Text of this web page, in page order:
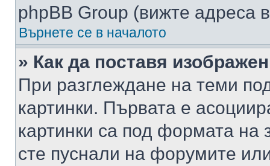
phpBB Group (вижте адреса
Върнете се в началото
» Как да поставя
При разглеждане на теми
картинки. Първата е
картинки са под формата на
сте пуснали на форумите